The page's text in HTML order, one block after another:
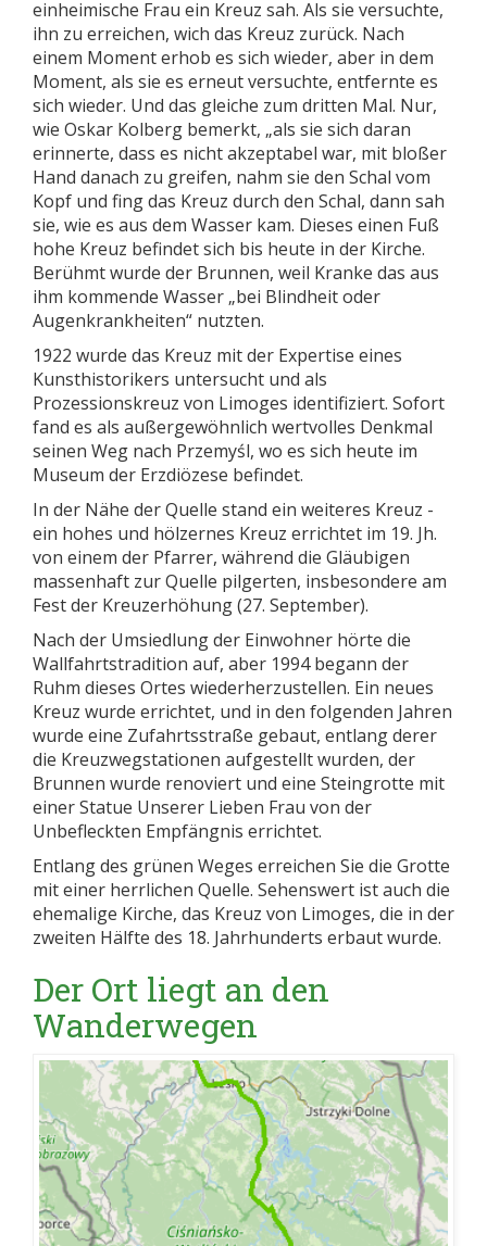
einheimische Frau ein Kreuz sah. Als sie versuchte,
ihn zu erreichen, wich das Kreuz zurück. Nach
einem Moment erhob es sich wieder, aber in dem
Moment, als sie es erneut versuchte, entfernte es
sich wieder. Und das gleiche zum dritten Mal. Nur,
wie Oskar Kolberg bemerkt, „als sie sich daran
erinnerte, dass es nicht akzeptabel war, mit bloßer
Hand danach zu greifen, nahm sie den Schal vom
Kopf und fing das Kreuz durch den Schal, dann sah
sie, wie es aus dem Wasser kam. Dieses einen Fuß
hohe Kreuz befindet sich bis heute in der Kirche.
Berühmt wurde der Brunnen, weil Kranke das aus
ihm kommende Wasser „bei Blindheit oder
Augenkrankheiten“ nutzten.
1922 wurde das Kreuz mit der Expertise eines
Kunsthistorikers untersucht und als
Prozessionskreuz von Limoges identifiziert. Sofort
fand es als außergewöhnlich wertvolles Denkmal
seinen Weg nach Przemyśl, wo es sich heute im
Museum der Erzdiözese befindet.
In der Nähe der Quelle stand ein weiteres Kreuz -
ein hohes und hölzernes Kreuz errichtet im 19. Jh.
von einem der Pfarrer, während die Gläubigen
massenhaft zur Quelle pilgerten, insbesondere am
Fest der Kreuzerhöhung (27. September).
Nach der Umsiedlung der Einwohner hörte die
Wallfahrtstradition auf, aber 1994 begann der
Ruhm dieses Ortes wiederherzustellen. Ein neues
Kreuz wurde errichtet, und in den folgenden Jahren
wurde eine Zufahrtsstraße gebaut, entlang derer
die Kreuzwegstationen aufgestellt wurden, der
Brunnen wurde renoviert und eine Steingrotte mit
einer Statue Unserer Lieben Frau von der
Unbefleckten Empfängnis errichtet.
Entlang des grünen Weges erreichen Sie die Grotte
mit einer herrlichen Quelle. Sehenswert ist auch die
ehemalige Kirche, das Kreuz von Limoges, die in der
zweiten Hälfte des 18. Jahrhunderts erbaut wurde.
Der Ort liegt an den
Wanderwegen